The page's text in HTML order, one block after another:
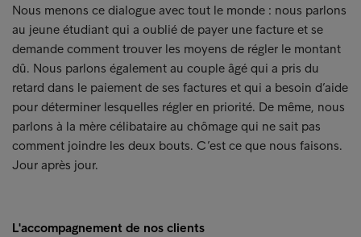
Nous menons ce dialogue avec tout le monde : nous parlons
au jeune étudiant qui a oublié de payer une facture et se
demande comment trouver les moyens de régler le montant
dû. Nous parlons également au couple âgé qui a pris du
retard dans le paiement de ses factures et qui a besoin d’aide
pour déterminer lesquelles régler en priorité. De même, nous
parlons à la mère célibataire au chômage qui ne sait pas
comment joindre les deux bouts. C’est ce que nous faisons.
Jour après jour.
L'accompagnement de nos clients